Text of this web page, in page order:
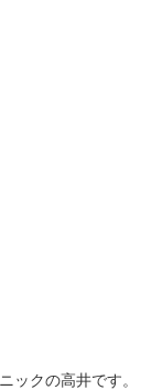
ックの高井です。